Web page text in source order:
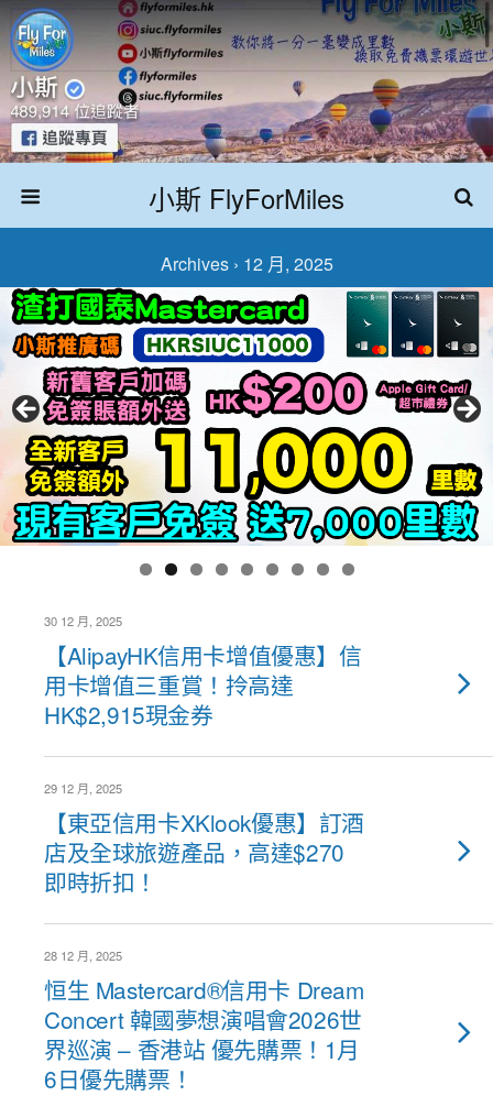
小斯 FlyForMiles
Archives › 12 月, 2025
30 12 月, 2025
【AlipayHK信用卡增值優惠】信
用卡增值三重賞！拎高達
HK$2,915現金券
29 12 月, 2025
【東亞信用卡XKlook優惠】訂酒
店及全球旅遊產品，高達$270
即時折扣！
28 12 月, 2025
恒生 Mastercard®️信用卡 Dream
Concert 韓國夢想演唱會2026世
界巡演 – 香港站 優先購票！1月
6日優先購票！